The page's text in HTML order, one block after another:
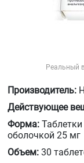
Реальный
Производитель:
Действующее
Форма:
оболочкой 25 мг
Объем: 30